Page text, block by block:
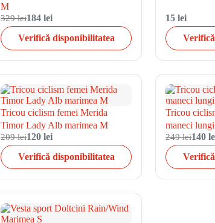
M
329 lei184 lei
Verifică disponibilitatea
15 lei
Tricou ciclism femei Merida
Timor Lady Alb marimea M
209 lei120 lei
Verifică disponibilitatea
Tricou
maneci
249 lei140